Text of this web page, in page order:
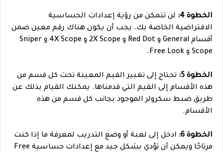
الخطوة 4:
لن تتمكن من رؤية إعدادات الحساسية
الافتراضية الخاصة بك. يجب أن يكون هناك رقم معين ضمن
أقسام General و Red Dot و 2X Scope و 4X Scope و Sniper
Scope و Free Look.
الخطوة 5:
تحتاج إلى تغيير القيم المعينة تحت كل قسم من
هذه الأقسام إلى القيم التي قدمناها. يمكنك القيام بذلك عن
طريق ضبط سكرولر الموجود بجانب كل قسم من هذه
الأقسام.
الخطوة 6:
ادخل إلى لعبة أو وضع التدريب لمعرفة ما إذا كنت
مرتاحًا ويمكن أن تؤدي بشكل جيد مع إعدادات حساسية Free